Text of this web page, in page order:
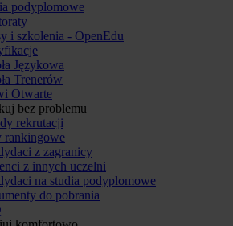
podyplomowe
i szkolenia - OpenEdu
Językowa
Trenerów
Otwarte
bez problemu
rekrutacji
rankingowe
z zagranicy
z innych uczelni
na studia podyplomowe
do pobrania